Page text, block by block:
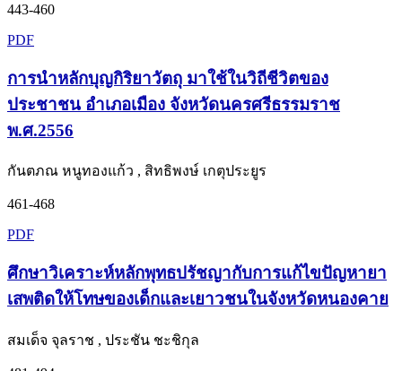
443-460
PDF
การนำหลักบุญกิริยาวัตถุ มาใช้ในวิถีชีวิตของ
ประชาชน อำเภอเมือง จังหวัดนครศรีธรรมราช
พ.ศ.2556
กันตภณ หนูทองแก้ว , สิทธิพงษ์ เกตุประยูร
461-468
PDF
ศึกษาวิเคราะห์หลักพุทธปรัชญากับการแก้ไขปัญหายา
เสพติดให้โทษของเด็กและเยาวชนในจังหวัดหนองคาย
สมเด็จ จุลราช , ประชัน ชะชิกุล